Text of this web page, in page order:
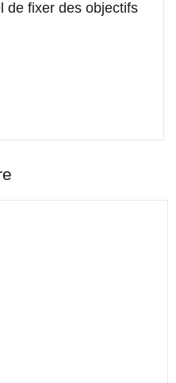
de fixer des objectifs